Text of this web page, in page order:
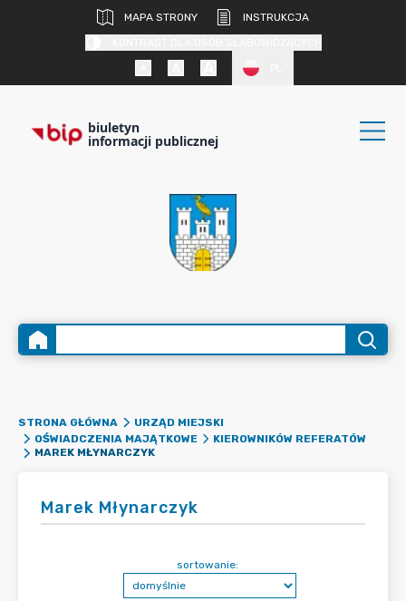
MAPA STRONY
INSTRUKCJA
biuletyn
informacji publicznej
STRONA GŁÓWNA
URZĄD MIEJSKI
OŚWIADCZENIA MAJĄTKOWE
KIEROWNIKÓW REFERATÓW
MAREK MŁYNARCZYK
Marek Młynarczyk
sortowanie: